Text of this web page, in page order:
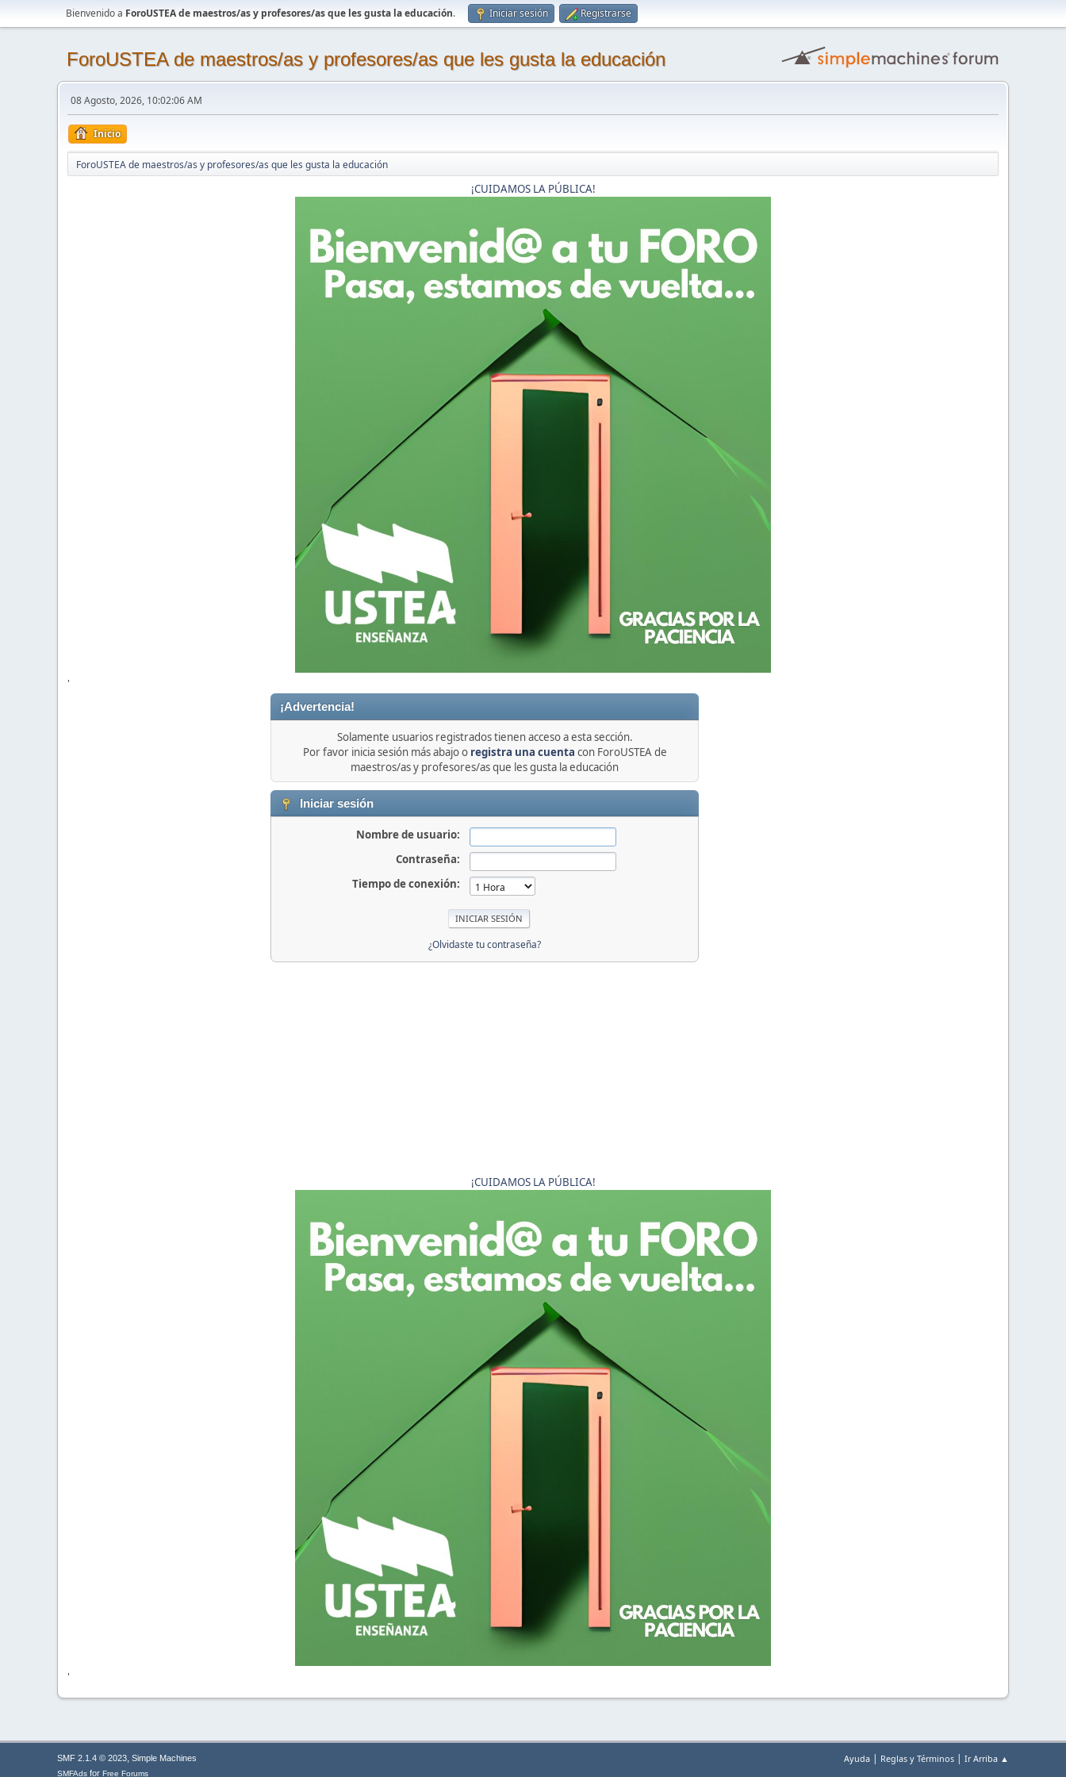
Bienvenido a ForoUSTEA de maestros/as y profesores/as que les gusta la educación. Iniciar sesión Registrarse
ForoUSTEA de maestros/as y profesores/as que les gusta la educación
08 Agosto, 2026, 10:02:06 AM
Inicio
ForoUSTEA de maestros/as y profesores/as que les gusta la educación
¡CUIDAMOS LA PÚBLICA!
'
¡Advertencia!
Solamente usuarios registrados tienen acceso a esta sección.
Por favor inicia sesión más abajo o registra una cuenta con ForoUSTEA de
maestros/as y profesores/as que les gusta la educación
Iniciar sesión
Nombre de usuario:
Contraseña:
Tiempo de conexión:
¿Olvidaste tu contraseña?
¡CUIDAMOS LA PÚBLICA!
'
Ayuda | Reglas y Términos | Ir Arriba ▲
SMF 2.1.4 © 2023, Simple Machines
SMFAds for Free Forums